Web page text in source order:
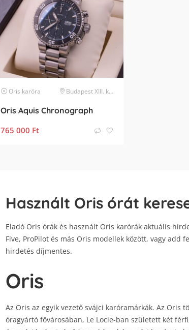
Oris karóra Budapest XIII. kerület
Oris Aquis Chronograph
765 000 Ft
Használt Oris órát
Eladó Oris órák és használt Oris karórák aktuális
Five, ProPilot és más Oris modellek között, vagy
hirdetés díjmentes.
Oris
Az Oris az egyik vezető svájci karóramárkák. Az
óragyártó fővárosában, Le Locle-ban született két